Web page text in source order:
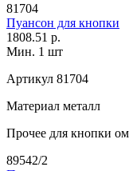
81704
Пуансон для кнопки
1808.51 р.
Мин. 1 шт
Артикул 81704
Материал металл
Прочее для кнопки
89542/2